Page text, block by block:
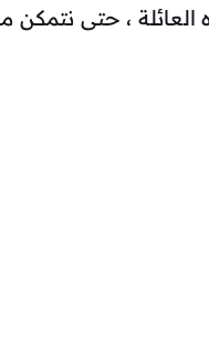
العائلة ، حتى